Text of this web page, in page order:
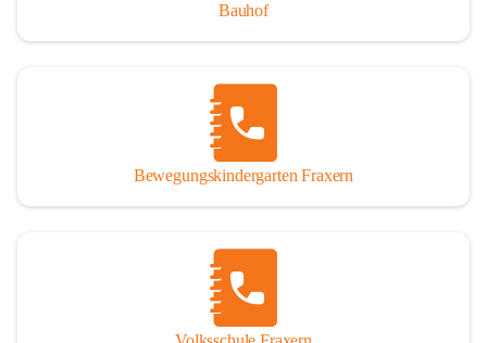
Bauhof
Bewegungskindergarten Fraxern